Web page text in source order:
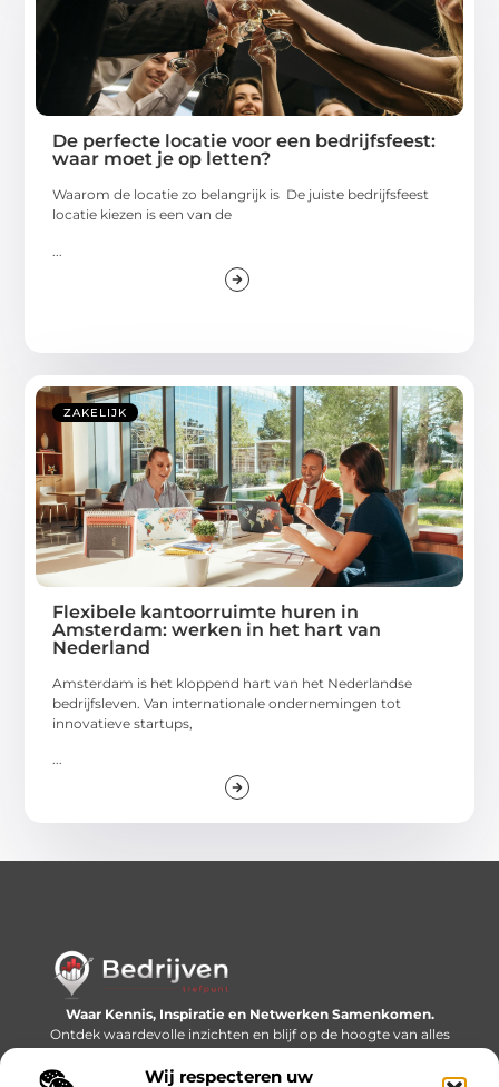
Wij respecteren uw
De perfecte locatie voor een bedrijfsfeest:
waar moet je op letten?
Waarom de locatie zo belangrijk is De juiste bedrijfsfeest
locatie kiezen is een van de
ZAKELIJK
Flexibele kantoorruimte huren in
Amsterdam: werken in het hart van
Nederland
Amsterdam is het kloppend hart van het Nederlandse
bedrijfsleven. Van internationale ondernemingen tot
innovatieve startups,
Waar Kennis, Inspiratie en Netwerken Samenkomen.
Ontdek waardevolle inzichten en blijf op de hoogte van alles
wat er speelt in de wereld.